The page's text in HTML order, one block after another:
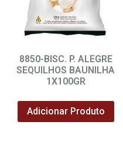
8850-BISC. P. ALEGRE
SEQUILHOS BAUNILHA
1X100GR
Adicionar Produto